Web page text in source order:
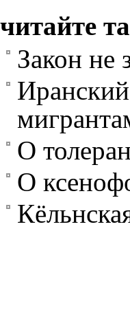
читайте
Закон не
О
О